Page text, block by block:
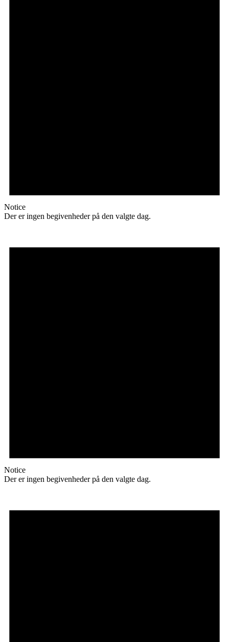
Notice
Der er ingen begivenheder på den valgte dag.
Notice
Der er ingen begivenheder på den valgte dag.